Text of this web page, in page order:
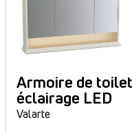
Armoire de
éclairage LED
Valarte